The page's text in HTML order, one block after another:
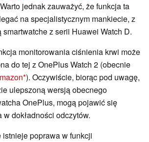
jednak zauważyć, że funkcja ta
na specjalistycznym mankiecie, z
smartwatche z serii Huawei Watch D.
monitorowania ciśnienia krwi może
do tej z OnePlus Watch 2 (obecnie
). Oczywiście, biorąc pod uwagę,
ulepszoną wersją obecnego
OnePlus, mogą pojawić się
dokładności odczytów.
poprawa w funkcji